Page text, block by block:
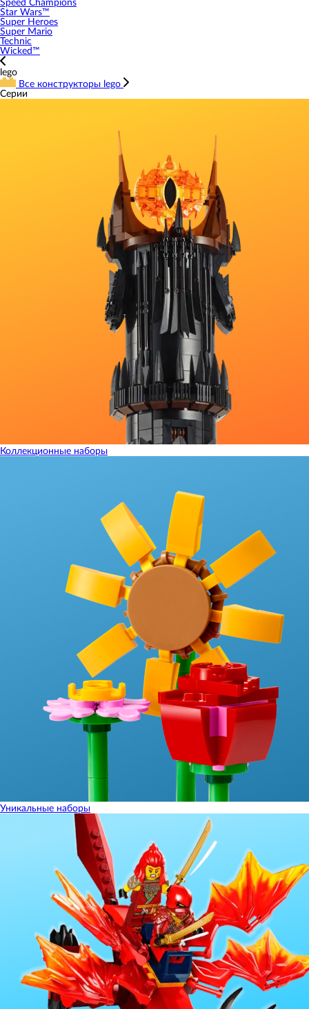
Speed Champions
Star Wars™
Super Heroes
Super Mario
Technic
Wicked™
lego
Все конструкторы lego
Серии
Коллекционные наборы
Уникальные наборы